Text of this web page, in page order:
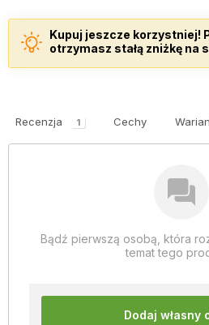
Kupuj jeszcze korzystniej!
otrzymasz stałą zniżkę na
Recenzja 1 Cechy
Bądź pierwszą osobą, która
temat tego
Dodaj własny